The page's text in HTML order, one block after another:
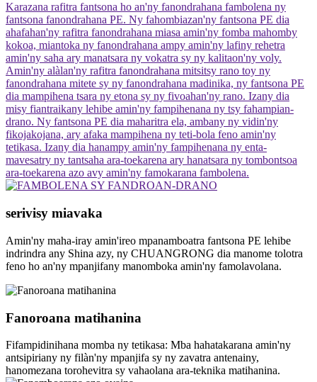
Karazana rafitra fantsona ho an'ny fanondrahana fambolena ny
fantsona fanondrahana PE. Ny fahombiazan'ny fantsona PE dia
ahafahan'ny rafitra fanondrahana miasa amin'ny fomba mahomby
kokoa, miantoka ny fanondrahana ampy amin'ny lafiny rehetra
amin'ny saha ary manatsara ny vokatra sy ny kalitaon'ny voly.
Amin'ny alàlan'ny rafitra fanondrahana mitsitsy rano toy ny
fanondrahana mitete sy ny fanondrahana madinika, ny fantsona PE
dia mampihena tsara ny etona sy ny fivoahan'ny rano. Izany dia
misy fiantraikany lehibe amin'ny fampihenana ny tsy fahampian-
drano. Ny fantsona PE dia maharitra ela, ambany ny vidin'ny
fikojakojana, ary afaka mampihena ny teti-bola feno amin'ny
tetikasa. Izany dia hanampy amin'ny fampihenana ny enta-
mavesatry ny tantsaha ara-toekarena ary hanatsara ny tombontsoa
ara-toekarena azo avy amin'ny famokarana fambolena.
serivisy miavaka
Amin'ny maha-iray amin'ireo mpanamboatra fantsona PE lehibe
indrindra any Shina azy, ny CHUANGRONG dia manome tolotra
feno ho an'ny mpanjifany manomboka amin'ny famolavolana.
Fanoroana matihanina
Fifampidinihana momba ny tetikasa: Mba hahatakarana amin'ny
antsipiriany ny filàn'ny mpanjifa sy ny zavatra antenainy,
hanomezana torohevitra sy vahaolana ara-teknika matihanina.